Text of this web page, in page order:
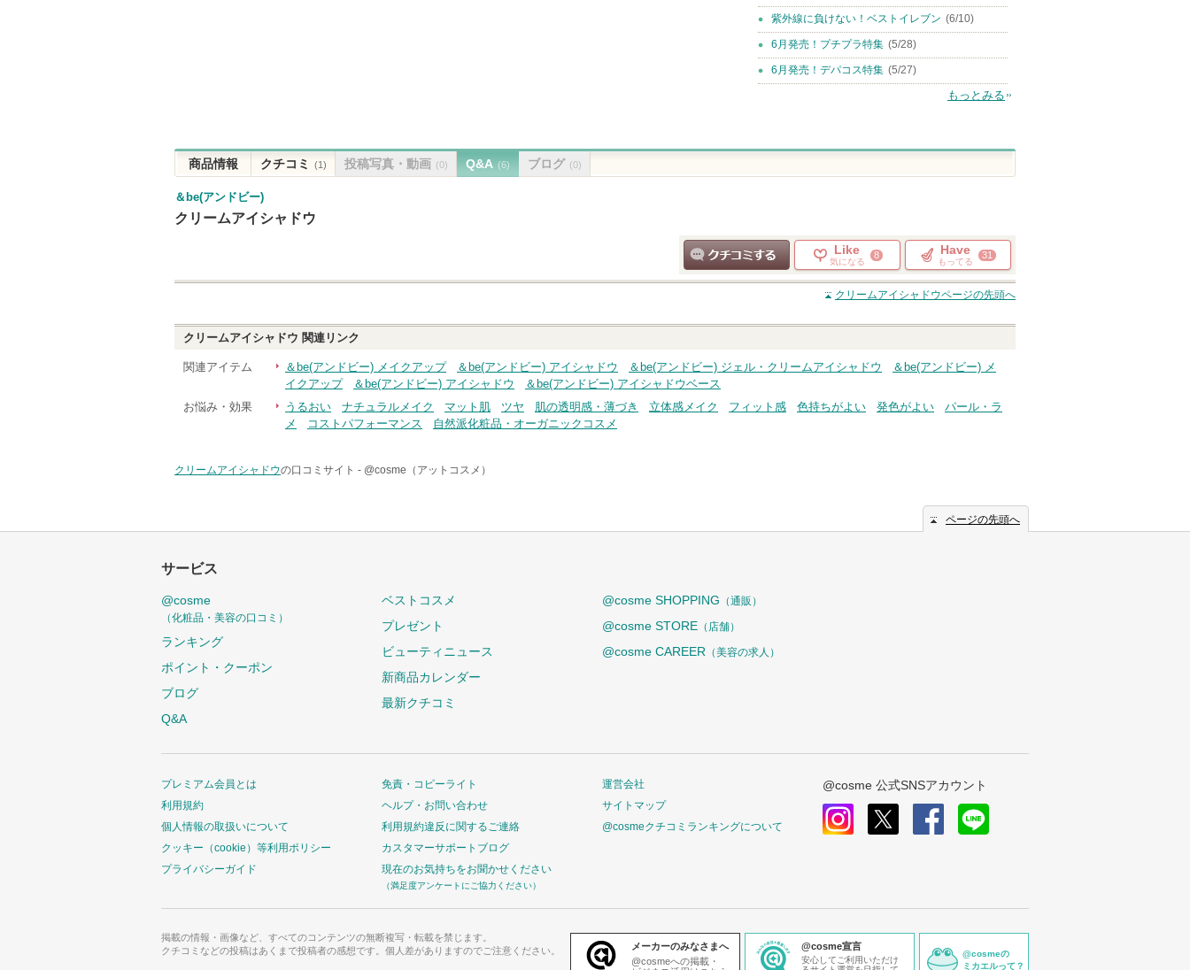
紫外線に負けない！ベストイレブン (6/10)
6月発売！プチプラ特集 (5/28)
6月発売！デパコス特集 (5/27)
もっとみる
商品情報 クチコミ (1) 投稿写真・動画 (0) Q&A (6) ブログ (0)
＆be(アンドビー)
クリームアイシャドウ
クチコミする
Like
気になる
8 Have
もってる
31
クリームアイシャドウページの先頭へ
クリームアイシャドウ 関連リンク
関連アイテム ＆be(アンドビー) メイクアップ ＆be(アンドビー) アイシャドウ ＆be(アンドビー) ジェル・クリームアイシャドウ
＆be(アンドビー) メ
イクアップ
＆be(アンドビー) アイシャドウ
＆be(アンドビー) アイシャドウベース
お悩み・効果
うるおい ナチュラルメイク マット肌 ツヤ 肌の透明感・薄づき 立体感メイク フィット感 色持ちがよい 発色がよい
パール・ラ
メ
コストパフォーマンス 自然派化粧品・オーガニックコスメ
クリームアイシャドウの口コミサイト - @cosme（アットコスメ）
ページの先頭へ
サービス
@cosme
（化粧品・美容の口コミ）
ランキング
ポイント・クーポン
ブログ
Q&A
ベストコスメ
プレゼント
ビューティニュース
新商品カレンダー
最新クチコミ
@cosme SHOPPING （通販）
@cosme STORE （店舗）
@cosme CAREER （美容の求人）
プレミアム会員とは
利用規約
個人情報の取扱いについて
クッキー（cookie）等利用ポリシー
プライバシーガイド
免責・コピーライト
ヘルプ・お問い合わせ
利用規約違反に関するご連絡
カスタマーサポートブログ
現在のお気持ちをお聞かせください
（満足度アンケートにご協力ください）
運営会社
サイトマップ
@cosmeクチコミランキングについて
@cosme 公式SNSアカウント
掲載の情報・画像など、すべてのコンテンツの無断複写・転載を禁じます。
クチコミなどの投稿はあくまで投稿者の感想です。個人差がありますのでご注意ください。
メーカーのみなさまへ
@cosmeへの掲載・
@cosme宣言
安心してご利用いただけ
@cosmeの
ミカエルって？